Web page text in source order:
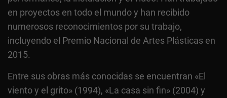
en proyectos en todo el mundo y han recibido
numerosos reconocimientos por su trabajo,
incluyendo el Premio Nacional de Artes Plásticas en
2015.
Entre sus obras más conocidas se encuentran «El
viento y el grito» (1994), «La casa sin fin» (2004) y